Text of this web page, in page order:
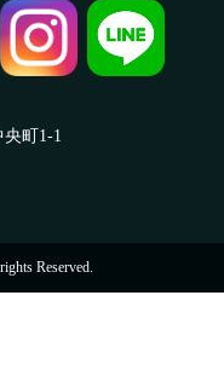
央町1-1
Reserved.